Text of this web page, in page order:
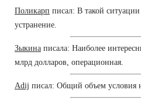
Поликарп писал: В такой
устранение.
Зыкина писала: Наиболее
млрд долларов, операционная.
Adij писал: Общий объем условия